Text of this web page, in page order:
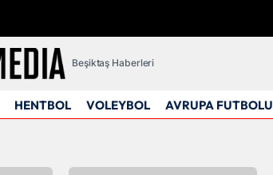
Beşiktaş Haberleri
HENTBOL VOLEYBOL AVRUPA FUTBOLU